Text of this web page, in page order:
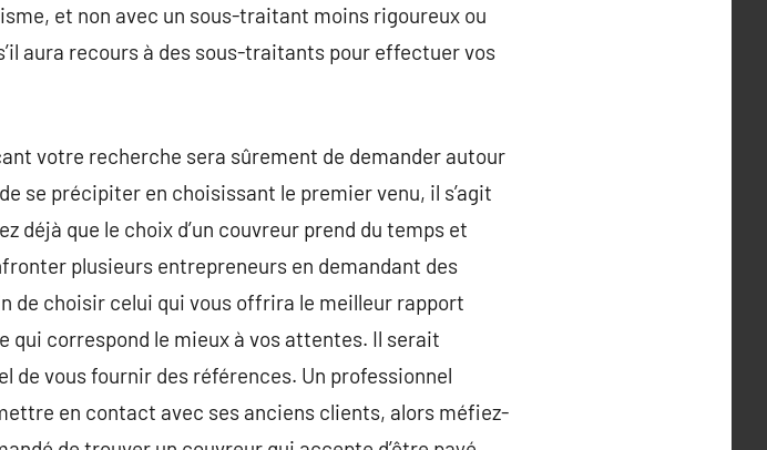
et non avec un sous-traitant moins rigoureux ou
aura recours à des sous-traitants pour effectuer vos
votre recherche sera sûrement de demander autour
se précipiter en choisissant le premier venu, il s’agit
déjà que le choix d’un couvreur prend du temps et
plusieurs entrepreneurs en demandant des
de choisir celui qui vous offrira le meilleur rapport
qui correspond le mieux à vos attentes. Il serait
vous fournir des références. Un professionnel
en contact avec ses anciens clients, alors méfiez-